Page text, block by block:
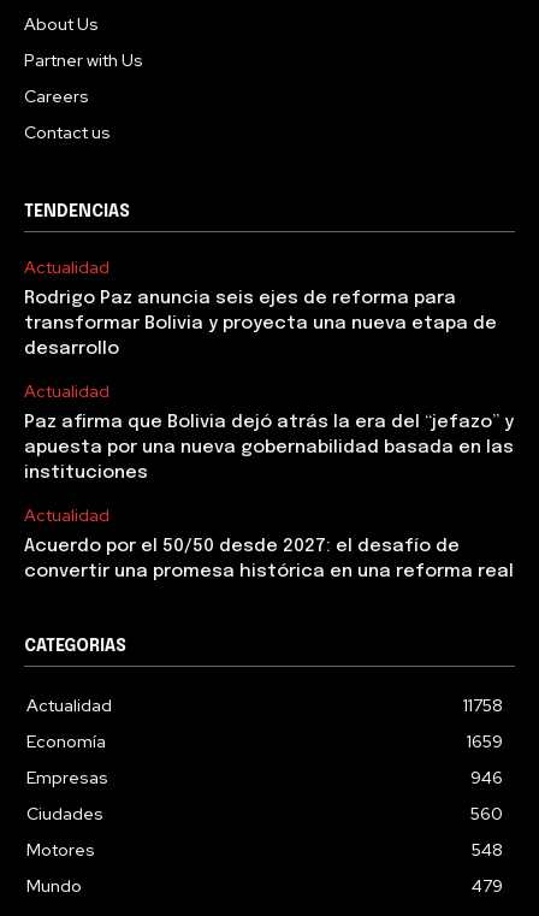
About Us
Partner with Us
Careers
Contact us
TENDENCIAS
Actualidad
Rodrigo Paz anuncia seis ejes de reforma para
transformar Bolivia y proyecta una nueva etapa de
desarrollo
Actualidad
Paz afirma que Bolivia dejó atrás la era del “jefazo” y
apuesta por una nueva gobernabilidad basada en las
instituciones
Actualidad
Acuerdo por el 50/50 desde 2027: el desafío de
convertir una promesa histórica en una reforma real
CATEGORIAS
Actualidad
11758
Economía
1659
Empresas
946
Ciudades
560
Motores
548
Mundo
479